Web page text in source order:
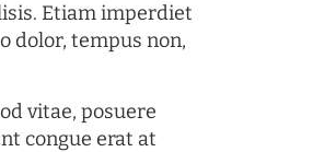
Etiam imperdiet
dolor, tempus non,
vitae, posuere
congue erat at